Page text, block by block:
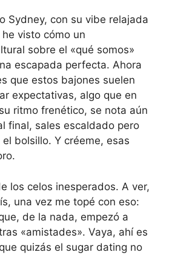
Sydney, con su vibe relajada
visto cómo un
sobre el «qué somos»
escapada perfecta. Ahora
que estos bajones suelen
expectativas, algo que en
ritmo frenético, se nota aún
final, sales escaldado pero
bolsillo. Y créeme, esas
los celos inesperados. A ver,
una vez me topé con eso:
de la nada, empezó a
«amistades». Vaya, ahí es
quizás el sugar dating no